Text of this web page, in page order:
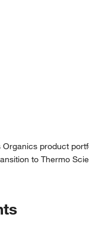
product
to Thermo